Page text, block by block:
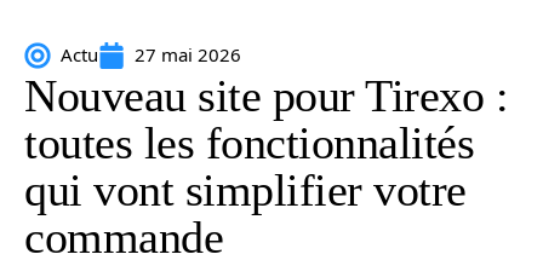
Actu 27 mai 2026
Nouveau site pour Tirexo :
toutes les fonctionnalités
qui vont simplifier votre
commande